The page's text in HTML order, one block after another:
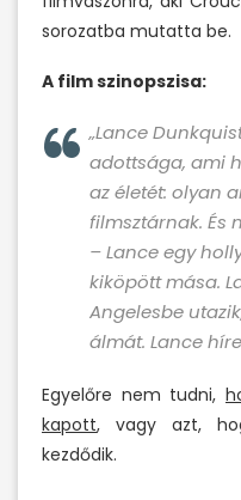
sorozatba mutatta be.
A film szinopszisa:
„Lance
adottsága, ami
az életét: olyan
filmsztárnak. És
– Lance egy
kiköpött mása.
Angelesbe
álmát. Lance
Egyelőre nem tudni,
kapott, vagy azt,
kezdődik.